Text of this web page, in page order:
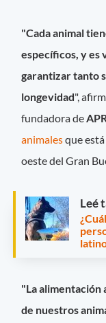
"Cada animal
específicos, y es
garantizar tanto
longevidad",
fundadora de
animalesque
oeste del Gran
Leé
"La alimentación
de nuestros